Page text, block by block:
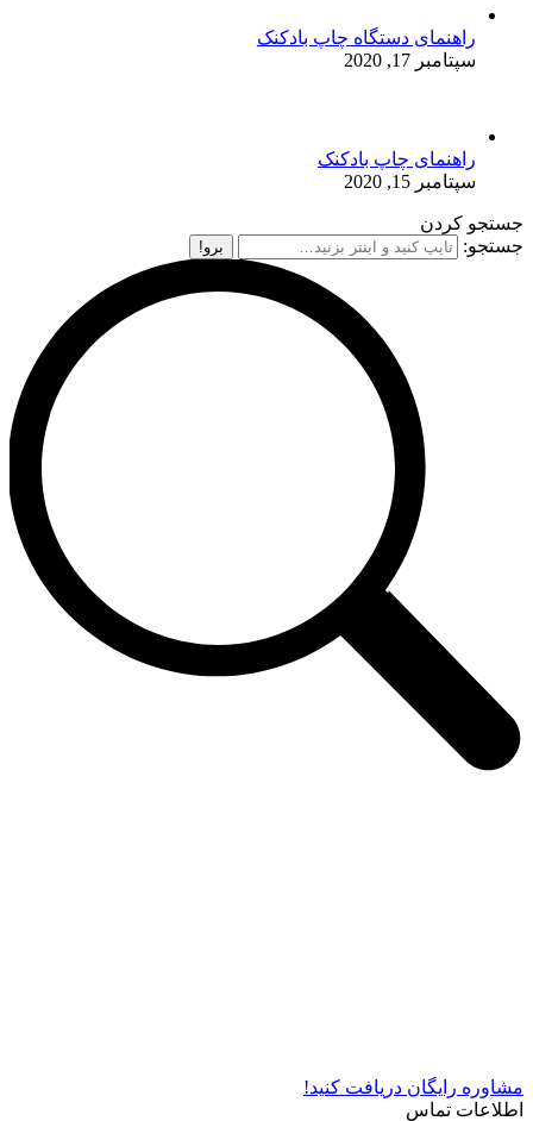
راهنمای دستگاه چاپ بادکنک
سپتامبر 17, 2020
راهنمای چاپ بادکنک
سپتامبر 15, 2020
جستجو کردن
جستجو:
مشاوره رایگان دریافت کنید!
اطلاعات تماس